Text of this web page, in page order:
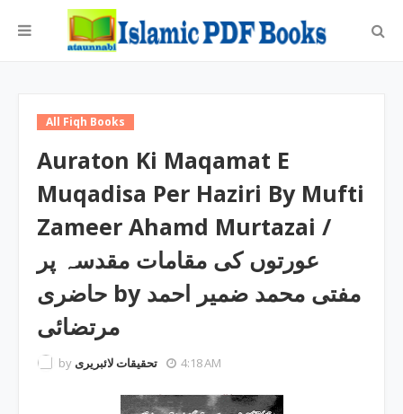
All Fiqh Books
Auraton Ki Maqamat E
Muqadisa Per Haziri By Mufti
Zameer Ahamd Murtazai /
عورتوں کی مقامات مقدسہ پر
حاضری by مفتی محمد ضمیر احمد
مرتضائی
by تحقیقات لائبریری 4:18 AM